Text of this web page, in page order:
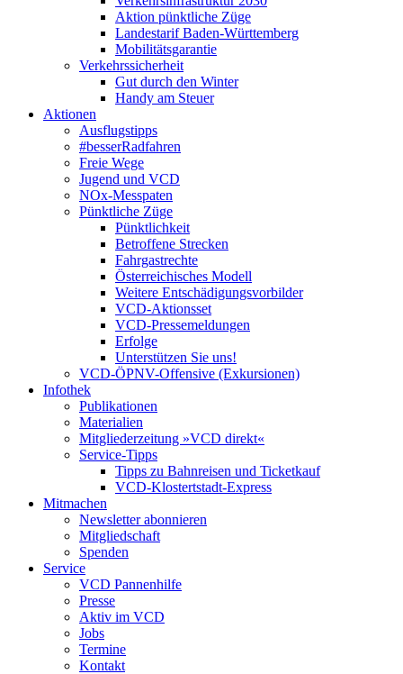
Aktion pünktliche Züge
Landestarif Baden-Württemberg
Mobilitätsgarantie
Verkehrssicherheit
Gut durch den Winter
Handy am Steuer
Aktionen
Ausflugstipps
#besserRadfahren
Freie Wege
Jugend und VCD
NOx-Messpaten
Pünktliche Züge
Pünktlichkeit
Betroffene Strecken
Fahrgastrechte
Österreichisches Modell
Weitere Entschädigungsvorbilder
VCD-Aktionsset
VCD-Pressemeldungen
Erfolge
Unterstützen Sie uns!
VCD-ÖPNV-Offensive (Exkursionen)
Infothek
Publikationen
Materialien
Mitgliederzeitung »VCD direkt«
Service-Tipps
Tipps zu Bahnreisen und Ticketkauf
VCD-Klostertstadt-Express
Mitmachen
Newsletter abonnieren
Mitgliedschaft
Spenden
Service
VCD Pannenhilfe
Presse
Aktiv im VCD
Jobs
Termine
Kontakt